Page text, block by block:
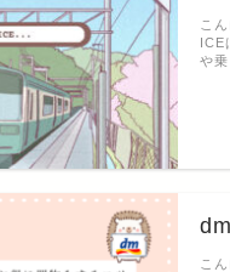
こ
ICE
や
こ